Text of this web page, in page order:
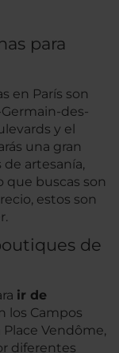
para
en París son
Germain-des-
y el
una gran
artesanía,
que buscas son
estos son
de
ir de
los Campos
Place Vendôme,
diferentes